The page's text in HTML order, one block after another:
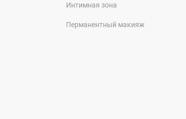
Интимная зона
Перманентный макияж